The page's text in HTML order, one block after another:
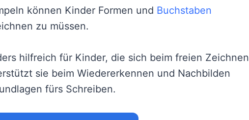
können Kinder Formen und Buchstaben
zu müssen.
hilfreich für Kinder, die sich beim freien Zeichnen
sie beim Wiedererkennen und Nachbilden
fürs Schreiben.